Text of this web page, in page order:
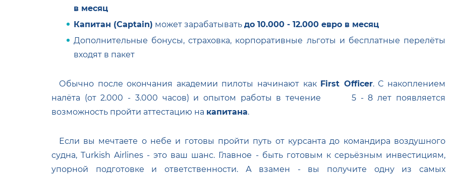
в месяц
Капитан (Captain) может зарабатывать до 10.000 - 12.000 евро в месяц
Дополнительные бонусы, страховка, корпоративные льготы и бесплатные перелёты
входят в пакет
Обычно после окончания академии пилоты начинают как First Officer. С накоплением
налёта (от 2.000 - 3.000 часов) и опытом работы в течение 5 - 8 лет появляется
возможность пройти аттестацию на капитана.
Если вы мечтаете о небе и готовы пройти путь от курсанта до командира воздушного
судна, Turkish Airlines - это ваш шанс. Главное - быть готовым к серьёзным инвестициям,
упорной подготовке и ответственности. А взамен - вы получите одну из самых